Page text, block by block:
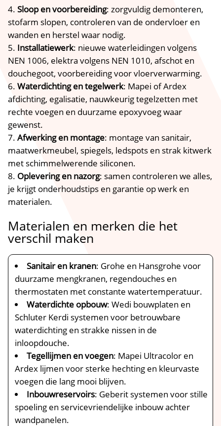
Sloop en voorbereiding: zorgvuldig demonteren,
stofarm slopen, controleren van de ondervloer en
wanden en herstel waar nodig.​
Installatiewerk: nieuwe waterleidingen volgens
NEN 1006, elektra volgens NEN 1010, afschot en
douchegoot, voorbereiding voor vloerverwarming.​
Waterdichting en tegelwerk: Mapei of Ardex
afdichting, egalisatie, nauwkeurig tegelzetten met
rechte voegen en duurzame epoxyvoeg waar
gewenst.​
Afwerking en montage: montage van sanitair,
maatwerkmeubel, spiegels, ledspots en strak kitwerk
met schimmelwerende siliconen.​
Oplevering en nazorg: samen controleren we alles,
je krijgt onderhoudstips en garantie op werk en
materialen.​
Materialen en merken die het
verschil maken
Sanitair en kranen: Grohe en Hansgrohe voor
duurzame mengkranen, regendouches en
thermostaten met constante watertemperatuur.​
Waterdichte opbouw: Wedi bouwplaten en
Schluter Kerdi systemen voor betrouwbare
waterdichting en strakke nissen in de
inloopdouche.​
Tegellijmen en voegen: Mapei Ultracolor en
Ardex lijmen voor sterke hechting en kleurvaste
voegen die lang mooi blijven.​
Inbouwreservoirs: Geberit systemen voor stille
spoeling en servicevriendelijke inbouw achter
wandpanelen.​